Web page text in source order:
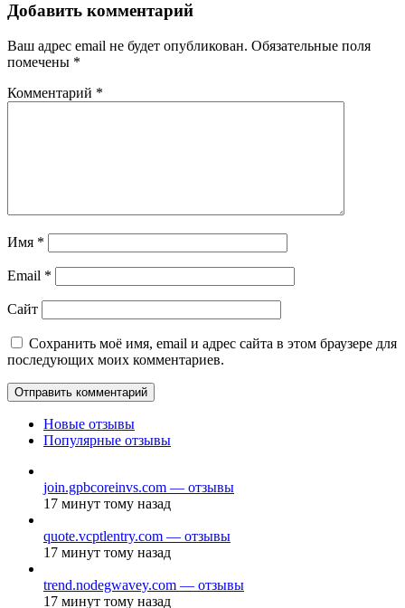
Добавить комментарий
Ваш адрес email не будет опубликован. Обязательные поля
помечены *
Комментарий *
Имя *
Email *
Сайт
Сохранить моё имя, email и адрес сайта в этом браузере для
последующих моих комментариев.
Новые отзывы
Популярные отзывы
join.gpbcoreinvs.com — отзывы
17 минут тому назад
quote.vcptlentry.com — отзывы
17 минут тому назад
trend.nodegwavey.com — отзывы
17 минут тому назад